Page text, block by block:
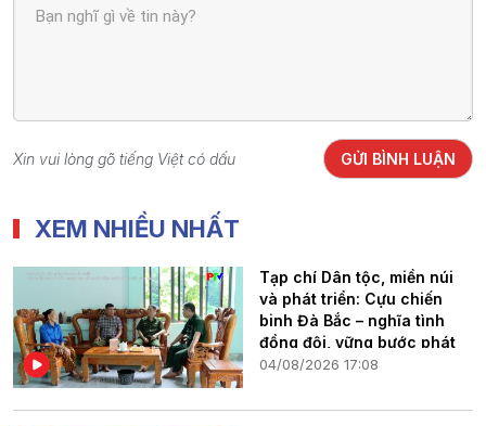
Xin vui lòng gõ tiếng Việt có dấu GỬI BÌNH LUẬN
XEM NHIỀU NHẤT
Tạp chí Dân tộc, miền núi
và phát triển: Cựu chiến
binh Đà Bắc – nghĩa tình
đồng đội, vững bước phát
triển quê hương
04/08/2026 17:08